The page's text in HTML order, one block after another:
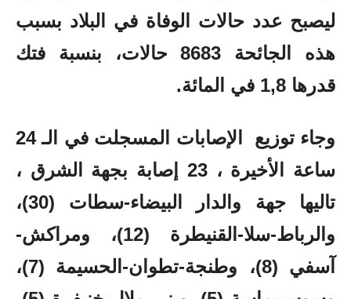
ليصبح عدد حالات الوفاة في البلاد بسبب
هذه الجائحة 8683 حالات، بنسبة فتك
قدرها 1,8 في المائة.
وجاء توزيع الإصابات المسجلت في الـ 24
ساعة الأخيرة ، 23 إصابة بجهة الشرق ،
تاليها جهة والدار البيضاء-سطات (30)،
والرباط-سلا-القنيطرة (12)، ومراكش-
آسفي (8)، وطنجة-تطوان-الحسيمة (7)،